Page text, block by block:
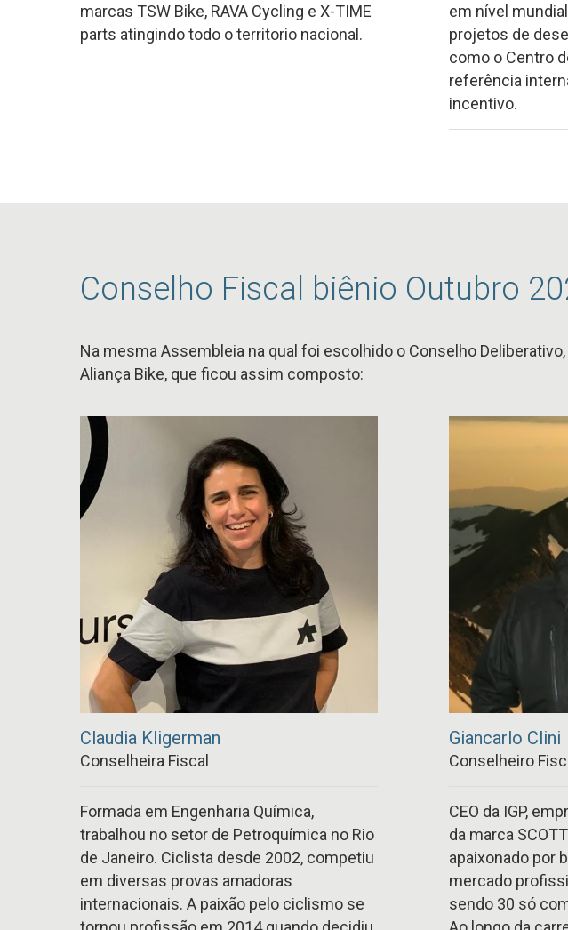
marcas TSW Bike, RAVA Cycling e X-TIME
parts atingindo todo o territorio nacional.
em nível
projetos de
como o Centro
referência
incentivo.
Conselho Fiscal biênio Outubro
Na mesma Assembleia na qual foi escolhido o Conselho
Aliança Bike, que ficou assim composto:
Claudia Kligerman
Conselheira Fiscal
Formada em Engenharia Química,
trabalhou no setor de Petroquímica no Rio
de Janeiro. Ciclista desde 2002, competiu
em diversas provas amadoras
internacionais. A paixão pelo ciclismo se
Giancarlo Clini
Conselheiro
CEO da IGP,
da marca
apaixonado por
mercado
sendo 30 só